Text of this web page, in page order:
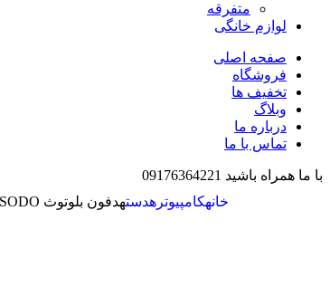
متفرقه
لوازم خانگی
صفحه اصلی
فروشگاه
تخفیف ها
وبلاگ
درباره ما
تماس با ما
با ما همراه باشید 09176364221
خانهکامپیوتر هدستهدفون بلوتوث SODO سودو مدل MH3